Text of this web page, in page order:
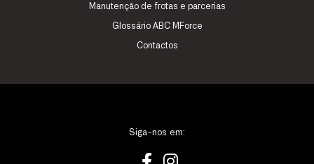
Manutenção de frotas e parcerias
Glossário ABC MForce
Contactos
Siga-nos em: